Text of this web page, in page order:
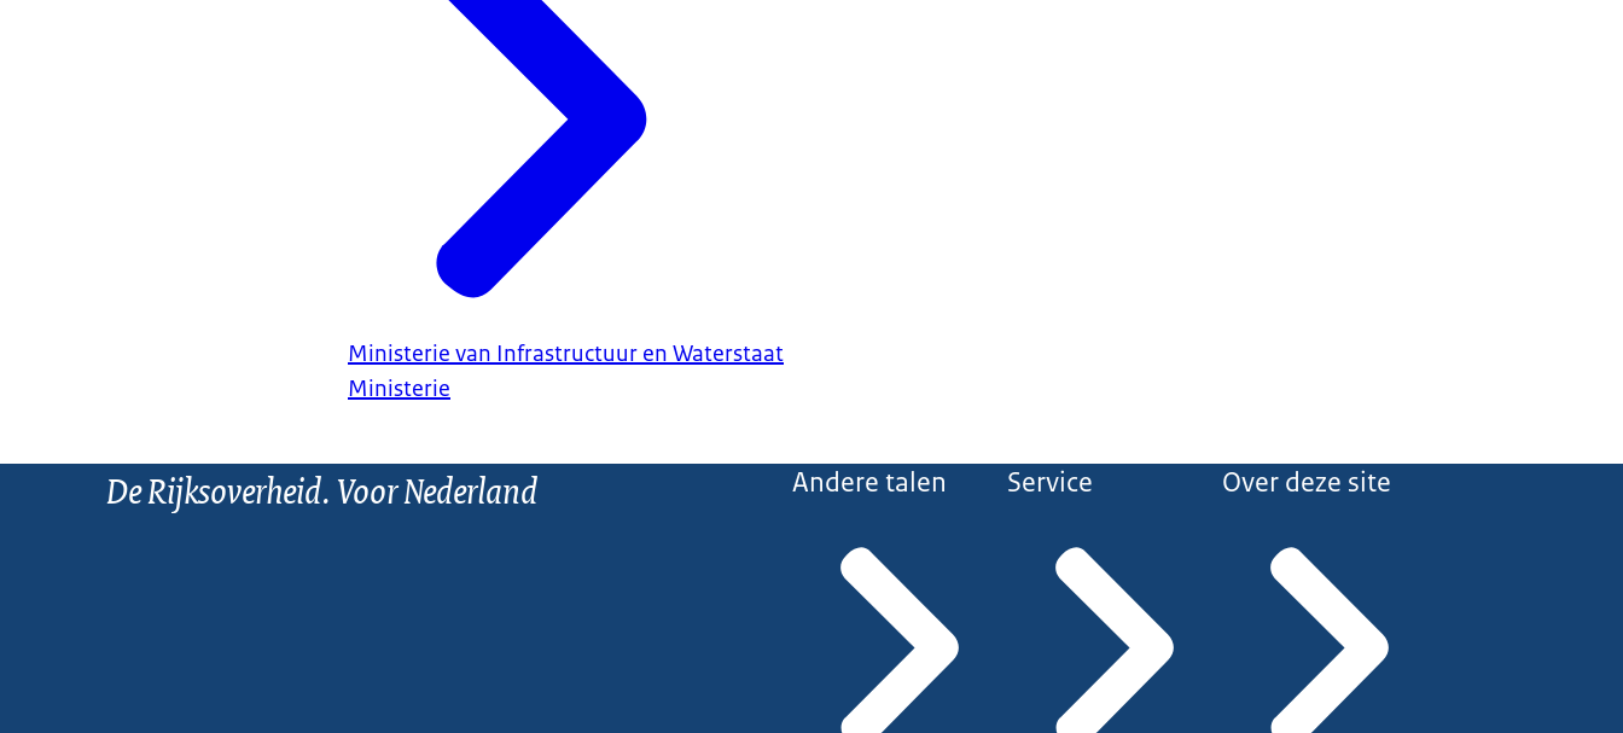
Ministerie van Infrastructuur en Waterstaat
Ministerie
De Rijksoverheid. Voor Nederland Andere talen Service Over deze site